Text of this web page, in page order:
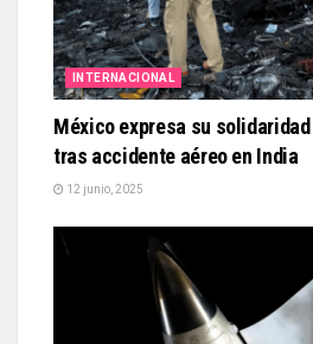
INTERNACIONAL
México expresa su
tras accidente aéreo en India
12 junio, 2025